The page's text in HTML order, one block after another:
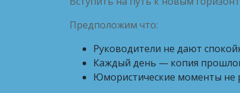
Предположим что:
Руководители не дают
Каждый день — копия
Юмористические моменты не